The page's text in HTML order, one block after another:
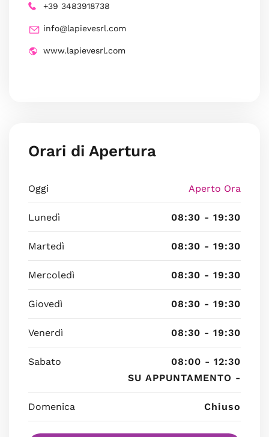
+39 3483918738
info@lapievesrl.com
www.lapievesrl.com
Orari di Apertura
Oggi Aperto Ora
Lunedì 08:30 - 19:30
Martedì 08:30 - 19:30
Mercoledì 08:30 - 19:30
Giovedì 08:30 - 19:30
Venerdì 08:30 - 19:30
Sabato
08:00 - 12:30
SU APPUNTAMENTO -
Domenica Chiuso